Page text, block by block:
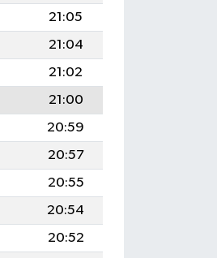
21:05
21:04
21:02
21:00
20:59
20:57
20:55
20:54
20:52